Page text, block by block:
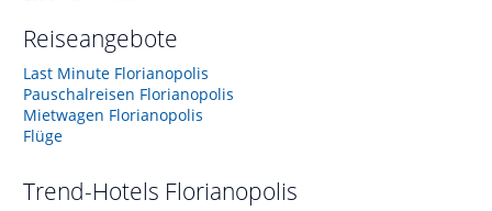
Reiseangebote
Last Minute Florianopolis
Pauschalreisen Florianopolis
Mietwagen Florianopolis
Flüge
Trend-Hotels Florianopolis